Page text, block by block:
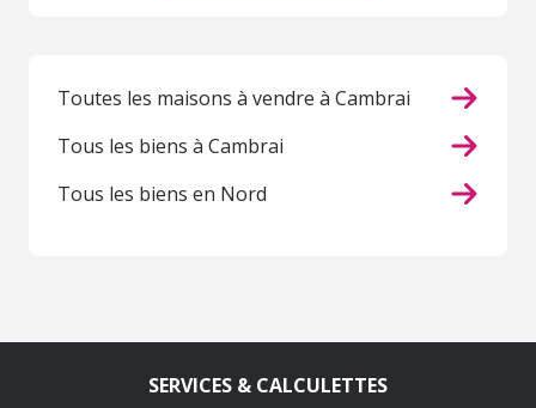
Toutes les maisons à vendre à Cambrai
Tous les biens à Cambrai
Tous les biens en Nord
SERVICES & CALCULETTES